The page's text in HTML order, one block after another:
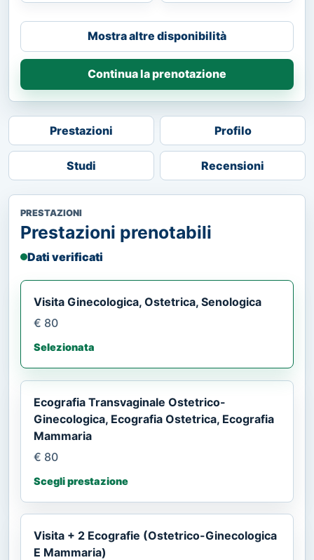
Mostra altre disponibilità
Continua la prenotazione
Prestazioni Profilo
Studi Recensioni
PRESTAZIONI
Prestazioni prenotabili
Dati verificati
Visita Ginecologica, Ostetrica, Senologica
€ 80
Selezionata
Ecografia Transvaginale Ostetrico-
Ginecologica, Ecografia Ostetrica, Ecografia
Mammaria
€ 80
Scegli prestazione
Visita + 2 Ecografie (Ostetrico-Ginecologica
E Mammaria)